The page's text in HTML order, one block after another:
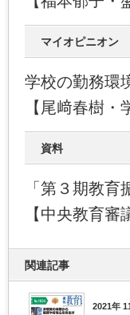
マイオピニオン
学校の勤務環
【尾﨑春樹・
資料
「第３期教
【中央教育審
関連記事
2021年